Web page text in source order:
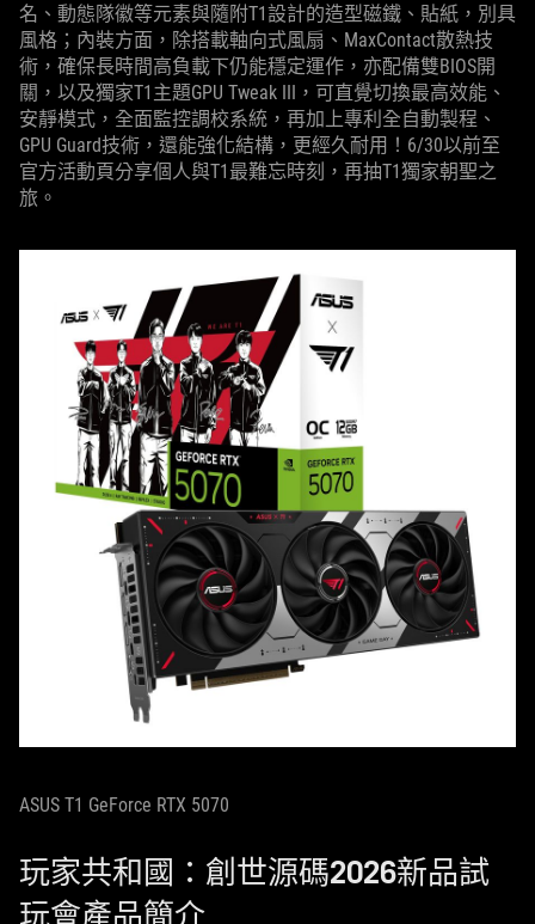
名、動態隊徽等元素與隨附T1設計的造型磁鐵、貼紙，別具
風格；內裝方面，除搭載軸向式風扇、MaxContact散熱技
術，確保長時間高負載下仍能穩定運作，亦配備雙BIOS開
關，以及獨家T1主題GPU Tweak III，可直覺切換最高效能、
安靜模式，全面監控調校系統，再加上專利全自動製程、
GPU Guard技術，還能強化結構，更經久耐用！6/30以前至
官方活動頁分享個人與T1最難忘時刻，再抽T1獨家朝聖之
旅。
ASUS T1 GeForce RTX 5070
玩家共和國：創世源碼2026新品試
玩會產品簡介